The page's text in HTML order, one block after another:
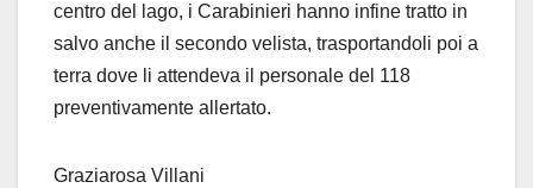
centro del lago, i Carabinieri hanno infine tratto in
salvo anche il secondo velista, trasportandoli poi a
terra dove li attendeva il personale del 118
preventivamente allertato.
Graziarosa Villani